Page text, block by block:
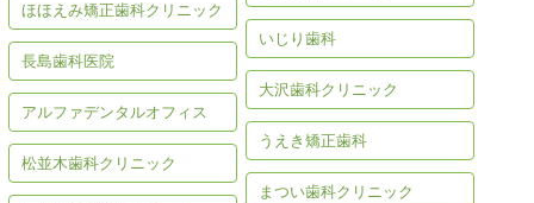
ほほえみ矯正歯科クリニック
長島歯科医院
アルファデンタルオフィス
松並木歯科クリニック
いじり歯科
大沢歯科クリニック
うえき矯正歯科
まつい歯科クリニック